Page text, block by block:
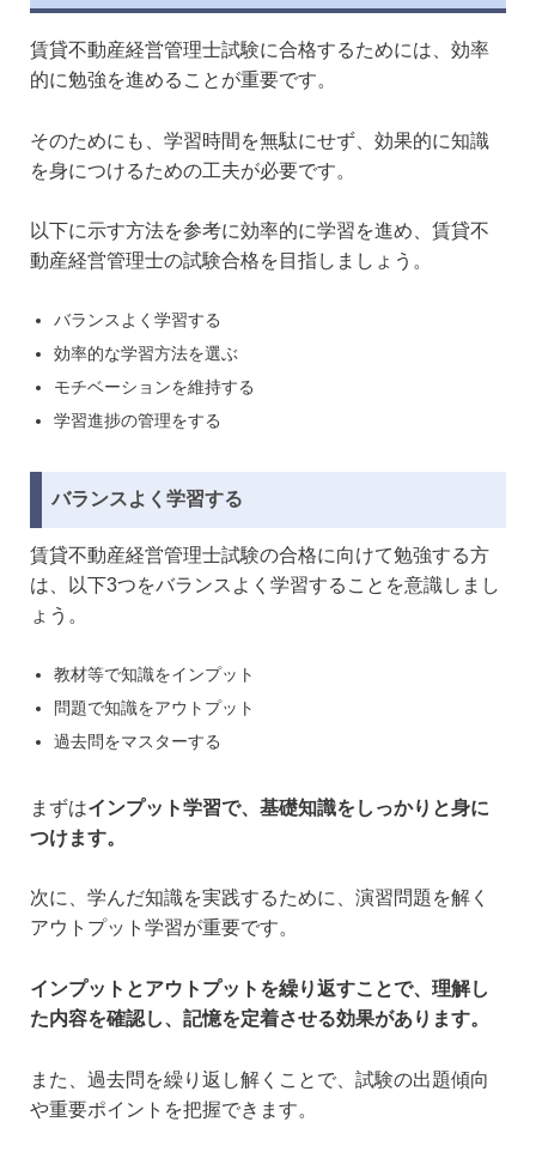
賃貸不動産経営管理士試験に合格するためには、効率
的に勉強を進めることが重要です。
そのためにも、学習時間を無駄にせず、効果的に知識
を身につけるための工夫が必要です。
以下に示す方法を参考に効率的に学習を進め、賃貸不
動産経営管理士の試験合格を目指しましょう。
バランスよく学習する
効率的な学習方法を選ぶ
モチベーションを維持する
学習進捗の管理をする
バランスよく学習する
賃貸不動産経営管理士試験の合格に向けて勉強する方
は、以下3つをバランスよく学習することを意識しまし
ょう。
教材等で知識をインプット
問題で知識をアウトプット
過去問をマスターする
まずはインプット学習で、基礎知識をしっかりと身に
つけます。
次に、学んだ知識を実践するために、演習問題を解く
アウトプット学習が重要です。
インプットとアウトプットを繰り返すことで、理解し
た内容を確認し、記憶を定着させる効果があります。
また、過去問を繰り返し解くことで、試験の出題傾向
や重要ポイントを把握できます。